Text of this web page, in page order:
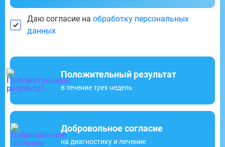
Даю согласие на обработку персональных
данных
Положительный результат
в течение трех недель
Добровольное согласие
на диагностику и лечение